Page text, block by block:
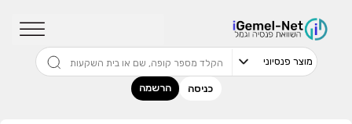
כניסה הרשמה
מתכנן פיננסי (ללא עלות), השאירו פרטים: